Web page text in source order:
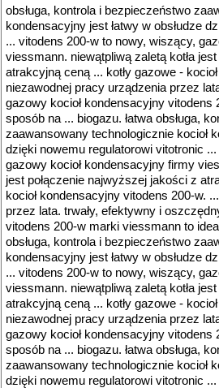
obsługa, kontrola i bezpieczeństwo
kondensacyjny jest łatwy w obsłudze
... vitodens 200-w to nowy, wiszący,
viessmann. niewątpliwą zaletą kotła
atrakcyjną ceną ... kotły gazowe -
niezawodnej pracy urządzenia przez
gazowy kocioł kondensacyjny
sposób na ... biogazu. łatwa obsługa,
zaawansowany technologicznie kocioł
dzięki nowemu regulatorowi vitotronic
gazowy kocioł kondensacyjny firmy
jest połączenie najwyższej jakości z
kocioł kondensacyjny vitodens 200-w.
przez lata. trwały, efektywny i
vitodens 200-w marki viessmann to
obsługa, kontrola i bezpieczeństwo
kondensacyjny jest łatwy w obsłudze
... vitodens 200-w to nowy, wiszący,
viessmann. niewątpliwą zaletą kotła
atrakcyjną ceną ... kotły gazowe -
niezawodnej pracy urządzenia przez
gazowy kocioł kondensacyjny
sposób na ... biogazu. łatwa obsługa,
zaawansowany technologicznie kocioł
dzięki nowemu regulatorowi vitotronic